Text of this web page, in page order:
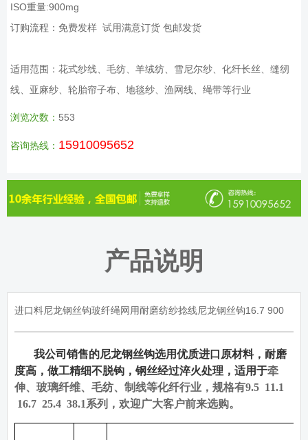
ISO重量:900mg
订购流程：免费发样 试用满意订货 包邮发货
适用范围：花式纱线、毛纺、羊绒纺、雪尼尔纱、化纤长丝、缝纫
线、亚麻纱、轮胎帘子布、地毯纱、渔网线、绳带等行业
浏览次数： 553
咨询热线： 15910095652
产品说明
进口料尼龙钢丝钩玻纤绳网用耐磨纺纱捻线尼龙钢丝钩16.7 900
我公司销售的尼龙钢丝钩选用优质进口原材料，耐磨
度高，做工精细不脱钩，钢丝经过淬火处理，适用于牵
伸、玻璃纤维、毛纺、制线等化纤行业，规格有9.5 11.1
16.7 25.4 38.1 系列，欢迎广大客户前来选购。